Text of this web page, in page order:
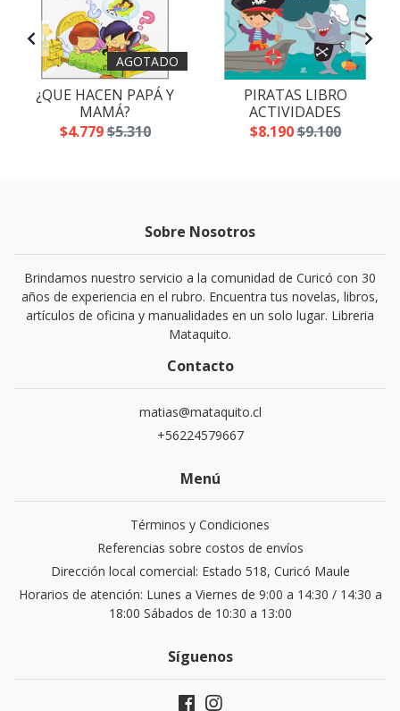
AGOTADO
¿QUE HACEN PAPÁ Y
MAMÁ?
$4.779$5.310
PIRATAS LIBRO
ACTIVIDADES
$8.190$9.100
Sobre Nosotros
Brindamos nuestro servicio a la comunidad de Curicó con 30
años de experiencia en el rubro. Encuentra tus novelas, libros,
artículos de oficina y manualidades en un solo lugar. Libreria
Mataquito.
Contacto
matias@mataquito.cl
+56224579667
Menú
Términos y Condiciones
Referencias sobre costos de envíos
Dirección local comercial: Estado 518, Curicó Maule
Horarios de atención: Lunes a Viernes de 9:00 a 14:30 / 14:30 a
18:00 Sábados de 10:30 a 13:00
Síguenos